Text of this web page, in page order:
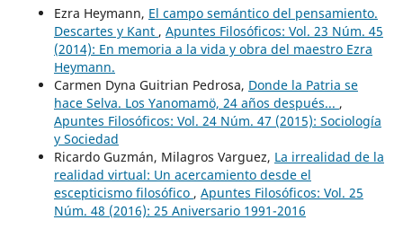
Ezra Heymann, El campo semántico del pensamiento.
Descartes y Kant , Apuntes Filosóficos: Vol. 23 Núm. 45
(2014): En memoria a la vida y obra del maestro Ezra
Heymann.
Carmen Dyna Guitrian Pedrosa, Donde la Patria se
hace Selva. Los Yanomamö, 24 años después... ,
Apuntes Filosóficos: Vol. 24 Núm. 47 (2015): Sociología
y Sociedad
Ricardo Guzmán, Milagros Varguez, La irrealidad de la
realidad virtual: Un acercamiento desde el
escepticismo filosófico , Apuntes Filosóficos: Vol. 25
Núm. 48 (2016): 25 Aniversario 1991-2016